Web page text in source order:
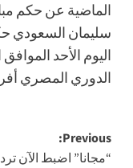
الماضية عن حكم
سليمان السعودي
الدوري المصري
Post
Previous: